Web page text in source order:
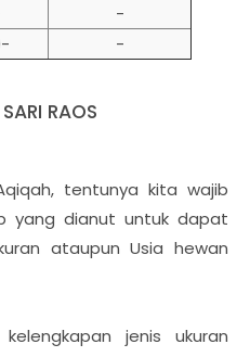
-
-
RAOS
tentunya kita wajib
yang dianut untuk dapat
ataupun Usia hewan
jenis ukuran